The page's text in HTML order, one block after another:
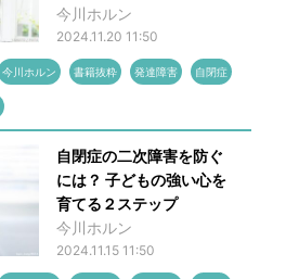
今川ホルン
2024.11.20 11:50
今川ホルン 書籍抜粋 発達障害 自閉症
自閉症の二次障害を防ぐ
には？ 子どもの強い心を
育てる２ステップ
今川ホルン
2024.11.15 11:50